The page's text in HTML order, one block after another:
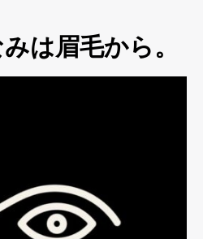
は眉毛から。